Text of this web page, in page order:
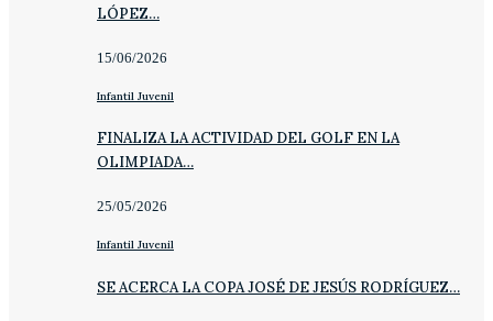
LÓPEZ…
15/06/2026
Infantil Juvenil
FINALIZA LA ACTIVIDAD DEL GOLF EN LA
OLIMPIADA…
25/05/2026
Infantil Juvenil
SE ACERCA LA COPA JOSÉ DE JESÚS RODRÍGUEZ…